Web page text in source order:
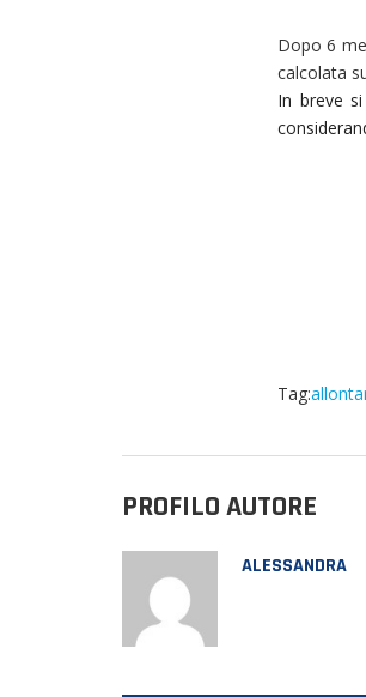
Dopo 6
calcolata
In breve
Tag:
PROFILO AUTORE
ALESSANDRA